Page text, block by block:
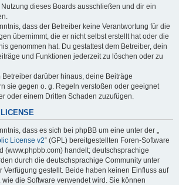
dieses Boards ausschließen und dir ein
dass der Betreiber keine Verantwortung für die
übernimmt, die er nicht selbst erstellt hat oder die
genommen hat. Du gestattest dem Betreiber, dein
und Funktionen jederzeit zu löschen oder zu
Betreiber darüber hinaus, deine Beiträge
sie gegen o. g. Regeln verstoßen oder geeignet
oder einem Dritten Schaden zuzufügen.
dass es sich bei phpBB um eine unter der „
License v2“ (GPL) bereitgestellten Foren-Software
(www.phpbb.com) handelt; deutschsprachige
durch die deutschsprachige Community unter
Verfügung gestellt. Beide haben keinen Einfluss auf
wie die Software verwendet wird. Sie können